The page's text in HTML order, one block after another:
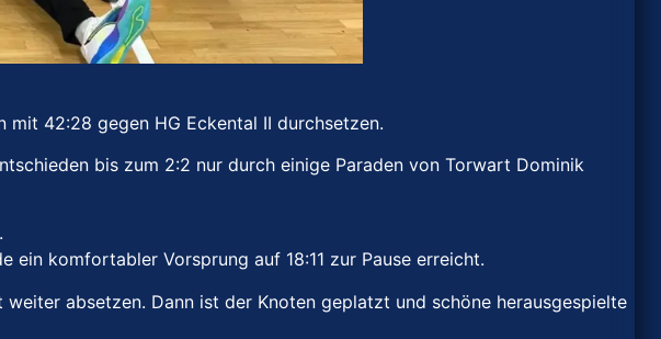
42:28 gegen HG Eckental II durchsetzen.
bis zum 2:2 nur durch einige Paraden von Torwart Dominik
ein komfortabler Vorsprung auf 18:11 zur Pause erreicht.
absetzen. Dann ist der Knoten geplatzt und schöne herausgespielte